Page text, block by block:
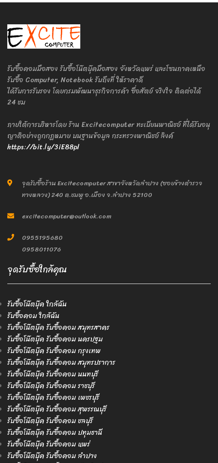
รับซื้อคอมมือสอง รับซื้อโน๊ตบุ๊คมือสอง จังหวัดแพร่ และโซนภาคเหนือ
รับซื้อ Computer, Notebook รับถึงที่ ให้ราคาดี
ได้รับการรับรอง โดยกรมพัฒนาธุรกิจการค้า ซื่อสัตย์ จริงใจ ติดต่อได้
24 ชม
ภายใต้การบริหารโดย ร้าน Excitecomputer ทะเบียนพาณิชย์ ที่ได้รับอนุ
ญาติอย่างถูกกฎหมาย บนฐานข้อมูล กระทรวงพาณิชย์ ลิงค์
https://bit.ly/3iE88pl
จุดรับซื้อร้าน Excitecomputer สาขาจังหวัดลำปาง (ซอยข้างตำรวจ
ทางหลวง) 240 ต.ชมพู อ.เมือง จ.ลำปาง 52100
excitecomputer@outlook.com
0955195680
0958011076
จุดรับซื้อใกล้คุณ
รับซื้อโน๊ตบุ๊ค ใกล้ฉัน
รับซื้อคอม ใกล้ฉัน
รับซื้อโน๊ตบุ๊ค รับซื้อคอม สมุทรสาคร
รับซื้อโน๊ตบุ๊ค รับซื้อคอม นครปฐม
รับซื้อโน๊ตบุ๊ค รับซื้อคอม กรุงเทพ
รับซื้อโน๊ตบุ๊ค รับซื้อคอม สมุทรปราการ
รับซื้อโน๊ตบุ๊ค รับซื้อคอม นนทบุรี
รับซื้อโน๊ตบุ๊ค รับซื้อคอม ราชบุรี
รับซื้อโน๊ตบุ๊ค รับซื้อคอม เพชรบุรี
รับซื้อโน๊ตบุ๊ค รับซื้อคอม สุพรรณบุรี
รับซื้อโน๊ตบุ๊ค รับซื้อคอม ชลบุรี
รับซื้อโน๊ตบุ๊ค รับซื้อคอม ปทุมธานี
รับซื้อโน๊ตบุ๊ค รับซื้อคอม แพร่
รับซื้อโน๊ตบุ๊ค รับซื้อคอม ลำปาง